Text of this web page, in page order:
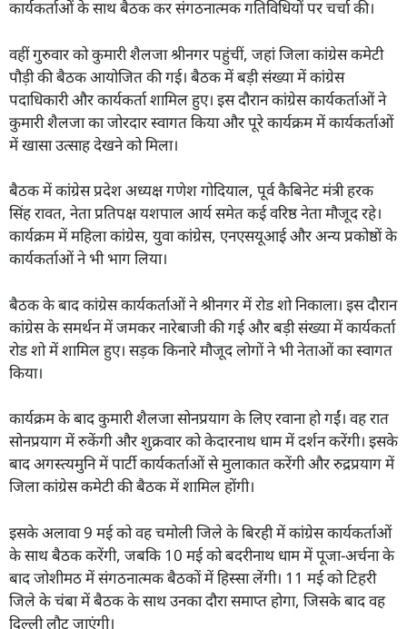
कार्यकर्ताओं के साथ बैठक कर संगठनात्मक गतिविधियों पर चर्चा की।
वहीं गुरुवार को कुमारी शैलजा श्रीनगर पहुंचीं, जहां जिला कांग्रेस कमेटी
पौड़ी की बैठक आयोजित की गई। बैठक में बड़ी संख्या में कांग्रेस
पदाधिकारी और कार्यकर्ता शामिल हुए। इस दौरान कांग्रेस कार्यकर्ताओं ने
कुमारी शैलजा का जोरदार स्वागत किया और पूरे कार्यक्रम में कार्यकर्ताओं
में खासा उत्साह देखने को मिला।
बैठक में कांग्रेस प्रदेश अध्यक्ष गणेश गोदियाल, पूर्व कैबिनेट मंत्री हरक
सिंह रावत, नेता प्रतिपक्ष यशपाल आर्य समेत कई वरिष्ठ नेता मौजूद रहे।
कार्यक्रम में महिला कांग्रेस, युवा कांग्रेस, एनएसयूआई और अन्य प्रकोष्ठों के
कार्यकर्ताओं ने भी भाग लिया।
बैठक के बाद कांग्रेस कार्यकर्ताओं ने श्रीनगर में रोड शो निकाला। इस दौरान
कांग्रेस के समर्थन में जमकर नारेबाजी की गई और बड़ी संख्या में कार्यकर्ता
रोड शो में शामिल हुए। सड़क किनारे मौजूद लोगों ने भी नेताओं का स्वागत
किया।
कार्यक्रम के बाद कुमारी शैलजा सोनप्रयाग के लिए रवाना हो गईं। वह रात
सोनप्रयाग में रुकेंगी और शुक्रवार को केदारनाथ धाम में दर्शन करेंगी। इसके
बाद अगस्त्यमुनि में पार्टी कार्यकर्ताओं से मुलाकात करेंगी और रुद्रप्रयाग में
जिला कांग्रेस कमेटी की बैठक में शामिल होंगी।
इसके अलावा 9 मई को वह चमोली जिले के बिरही में कांग्रेस कार्यकर्ताओं
के साथ बैठक करेंगी, जबकि 10 मई को बदरीनाथ धाम में पूजा-अर्चना के
बाद जोशीमठ में संगठनात्मक बैठकों में हिस्सा लेंगी। 11 मई को टिहरी
जिले के चंबा में बैठक के साथ उनका दौरा समाप्त होगा, जिसके बाद वह
दिल्ली लौट जाएंगी।